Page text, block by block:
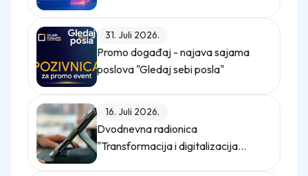
31. Juli 2026.
Promo događaj - najava sajama
poslova "Gledaj sebi posla"
16. Juli 2026.
Dvodnevna radionica
"Transformacija i digitalizacija